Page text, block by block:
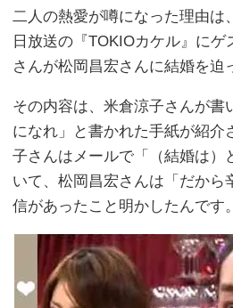
二人の熱愛が噂になった理由は
日放送の『TOKIOカケル』に
さんが松岡昌宏さんに結婚を迫
その内容は、米倉涼子さんが書
になれ」と書かれた手紙が紹介
子さんはメールで「（結婚は）
いて、松岡昌宏さんは「だから
信があったこと明かしたんです。